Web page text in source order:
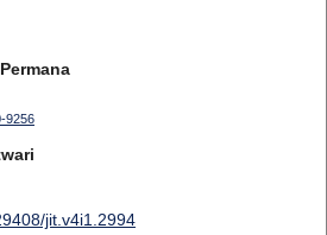
9256
jit.v4i1.2994